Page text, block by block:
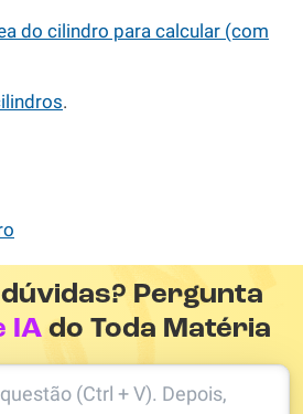
do cilindro para calcular (com
.
Pergunta
IA do Toda Matéria
(Ctrl + V). Depois,